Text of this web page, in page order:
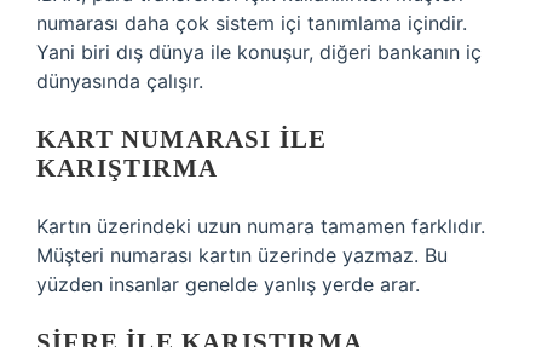
numarası daha çok sistem içi tanımlama içindir.
Yani biri dış dünya ile konuşur, diğeri bankanın iç
dünyasında çalışır.
KART NUMARASI ILE
KARIŞTIRMA
Kartın üzerindeki uzun numara tamamen farklıdır.
Müşteri numarası kartın üzerinde yazmaz. Bu
yüzden insanlar genelde yanlış yerde arar.